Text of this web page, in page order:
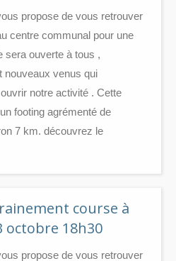
propose de vous retrouver
centre communal pour une
sera ouverte à tous ,
nouveaux venus qui
notre activité . Cette
footing agrémenté de
7 km. découvrez le
course à
octobre 18h30
propose de vous retrouver